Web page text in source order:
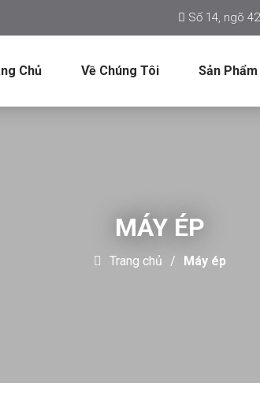
Số 14, ngõ
Chủ Về Chúng Tôi Sản Phẩm
MÁY ÉP
Trang chủ Máy ép